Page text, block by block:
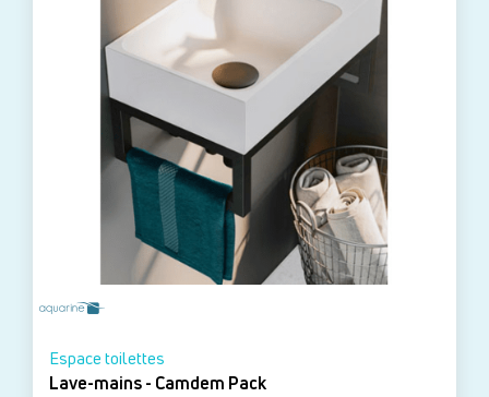
Espace toilettes
Lave-mains - Camdem Pack